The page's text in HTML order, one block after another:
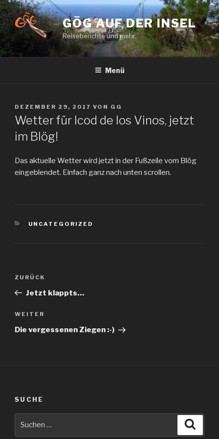
Zum
Inhalt
springen
GÖG AUF DER INSEL
Reiseberichte und mehr.
Menü
VERÖFFENTLICHT
AM
DEZEMBER 29, 2017 VON GG
Wetter für Icod de los Vinos, jetzt
im Blög!
Das aktuelle Wetter wird jetzt in der Fußzeile vom Blög
eingeblendet. Einfach ganz nach unten scrollen.
KATEGORIEN
UNCATEGORIZED
Beitragsnavigation
Vorheriger
Beitrag
ZURÜCK
Jetzt klappts…
Nächster
Beitrag
WEITER
Die vergessenen Ziegen :-)
SUCHE